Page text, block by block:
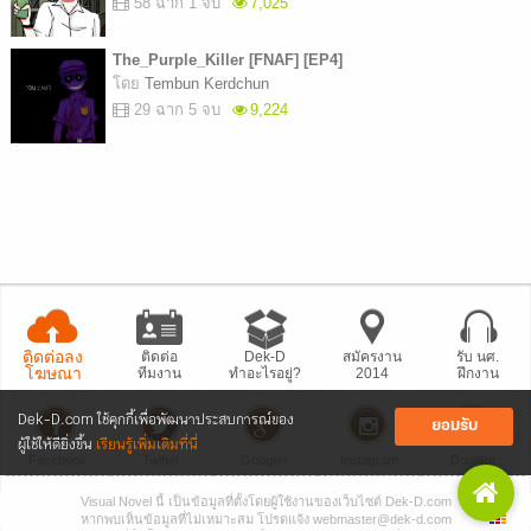
Dek-D.com ใช้คุกกี้เพื่อพัฒนาประสบการณ์ของ
ผู้ใช้ให้ดียิ่งขึ้น เรียนรู้เพิ่มเติมที่นี่
ยอมรับ
The_Purple_Killer [FNAF] [EP4]
โดย Tembun Kerdchun
29 ฉาก 5 จบ
9,224
ติดต่อลง
โฆษณา
ติดต่อ
ทีมงาน
Dek-D
ทำอะไรอยู่?
สมัครงาน
2014
รับ นศ.
ฝึกงาน
• แจ้งปัญหาเว็บไซต์ • Dek-D เป็นข่าว
• เที่ยวออฟฟิศ Dek-D
Copyright © 1999 - 2026 by Dek-D Interactive Co.,Ltd.
Visual Novel นี้ เป็นข้อมูลที่ตั้งโดยผู้ใช้งานของเว็บไซต์ Dek-D.com
หากพบเห็นข้อมูลที่ไม่เหมาะสม โปรดแจ้ง webmaster@dek-d.com